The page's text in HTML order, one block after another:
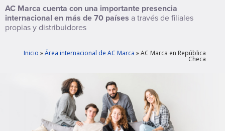
AC Marca cuenta con una importante presencia
internacional en más de 70 países a través de filiales
propias y distribuidores
Inicio »Área internacional de AC Marca »AC Marca en República
Checa